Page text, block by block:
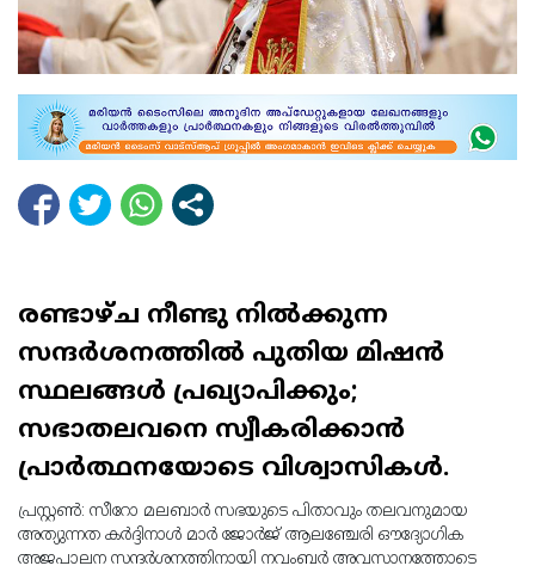
രണ്ടാഴ്ച നീണ്ടു നിൽക്കുന്ന
സന്ദർശനത്തിൽ പുതിയ മിഷൻ
സ്ഥലങ്ങൾ പ്രഖ്യാപിക്കും;
സഭാതലവനെ സ്വീകരിക്കാൻ
പ്രാർത്ഥനയോടെ വിശ്വാസികൾ.
പ്രസ്റ്റൺ: സീറോ മലബാർ സഭയുടെ പിതാവും തലവനുമായ
അത്യുന്നത കർദ്ദിനാൾ മാർ ജോർജ് ആലഞ്ചേരി ഔദ്യോഗിക
അജപാലന സന്ദർശനത്തിനായി നവംബർ അവസാനത്തോടെ